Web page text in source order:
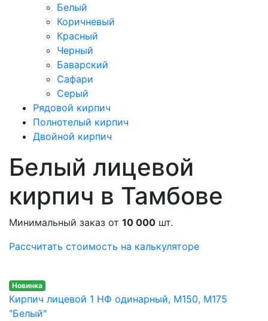
Белый
Коричневый
Красный
Черный
Баварский
Сафари
Серый
Рядовой кирпич
Полнотелый кирпич
Двойной кирпич
Белый лицевой
кирпич в Тамбове
Минимальный заказ от 10 000 шт.
Рассчитать стоимость на калькуляторе
Новинка
Кирпич лицевой 1 НФ одинарный, M150, М175
"Белый"